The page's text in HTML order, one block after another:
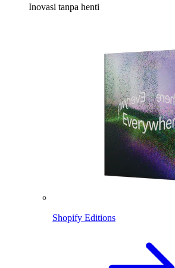
Inovasi tanpa henti
Shopify Editions